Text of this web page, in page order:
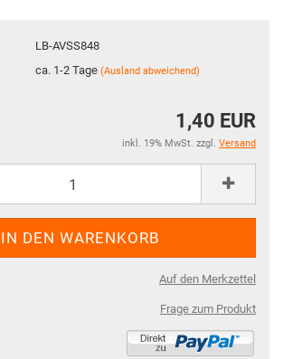
LB-AVSS848
ca. 1-2 Tage(Ausland abweichend)
1,40 EUR
inkl. 19% MwSt. zzgl. Versand
Auf den Merkzettel
Frage zum Produkt